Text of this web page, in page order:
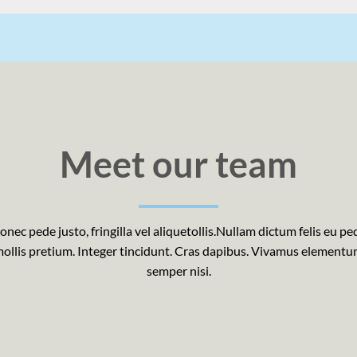
Meet our team
pede justo, fringilla vel aliquetollis.Nullam dictum felis eu
pretium. Integer tincidunt. Cras dapibus. Vivamus
semper nisi.